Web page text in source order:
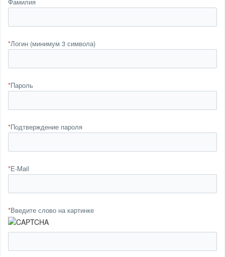
*Логин (минимум 3 символа)
*Пароль
*Подтверждение пароля
*E-Mail
*Введите слово на картинке